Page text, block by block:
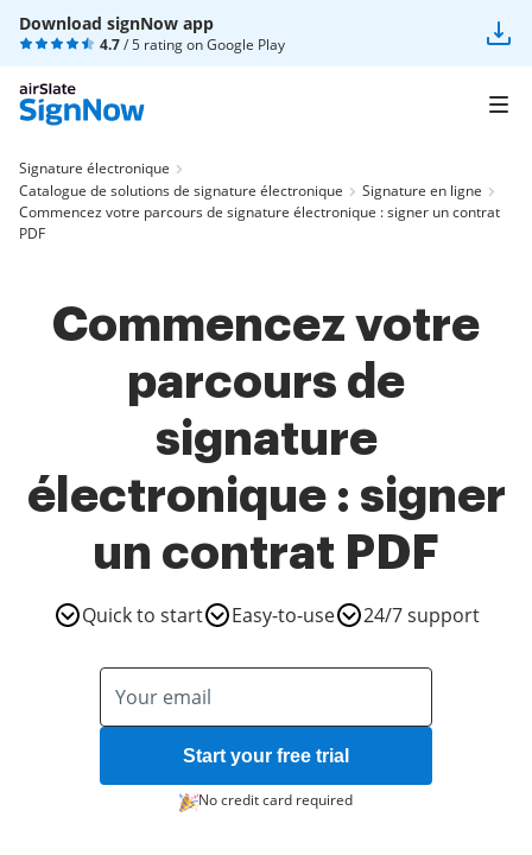
Download signNow app
4.7/ 5 rating onGoogle Play
Signature électronique
Catalogue de solutions de signature électronique
Signature en ligne
Commencez votre parcours de signature électronique : signer un contrat
PDF
Commencez votre
parcours de
signature
électronique : signer
un contrat PDF
Quick to start Easy-to-use 24/7 support
Start your free trial
No credit card required